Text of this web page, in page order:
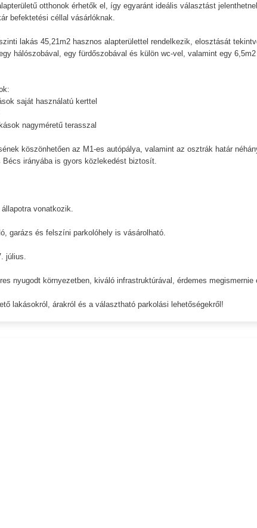
otthonok érhetők el, így egyaránt ideális választást
befektetési céllal vásárlóknak.
lakás 45,21m2 hasznos alapterülettel rendelkezik, elosztását
hálószobával, egy fürdőszobával és külön wc-vel, valamint egy
saját használatú kerttel
nagyméretű terasszal
köszönhetően az M1-es autópálya, valamint az osztrák határ
Bécs irányába is gyors közlekedést biztosít.
vonatkozik.
garázs és felszíni parkolóhely is vásárolható.
július.
nyugodt környezetben, kiváló infrastruktúrával, érdemes megismernie
lakásokról, árakról és a választható parkolási lehetőségekről!